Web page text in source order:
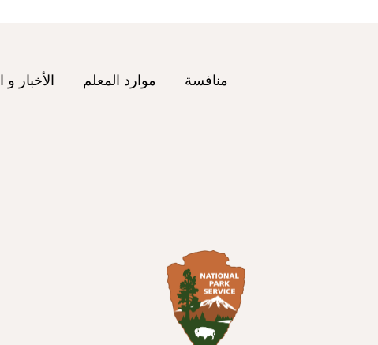
منافسة موارد المعلم الأخبار و